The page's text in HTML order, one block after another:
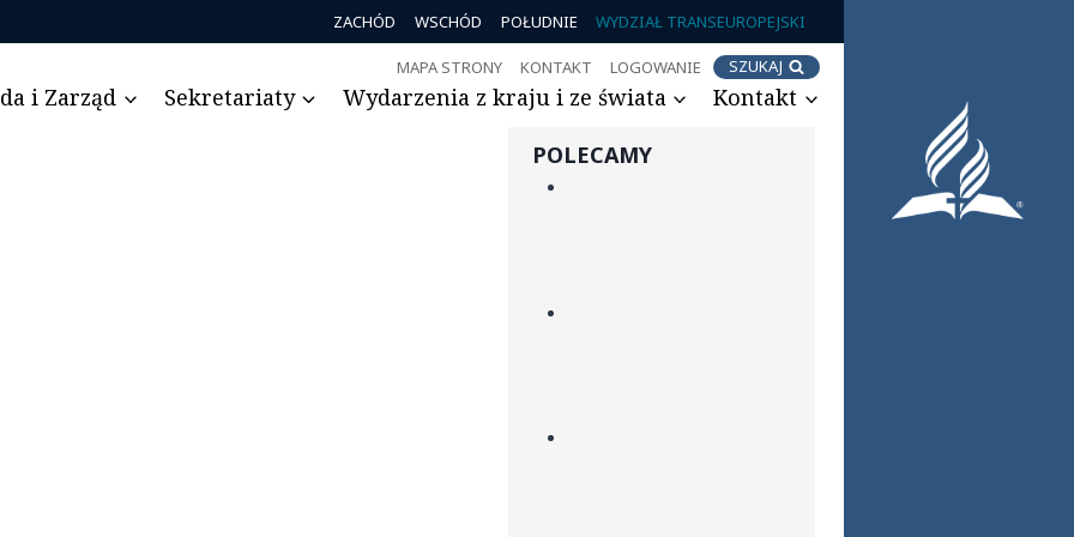
ZACHÓD WSCHÓD POŁUDNIE WYDZIAŁ TRANSEUROPEJSKI
MAPA STRONY KONTAKT LOGOWANIE SZUKAJ
i Zarząd Sekretariaty Wydarzenia z kraju i ze świata Kontakt
POLECAMY